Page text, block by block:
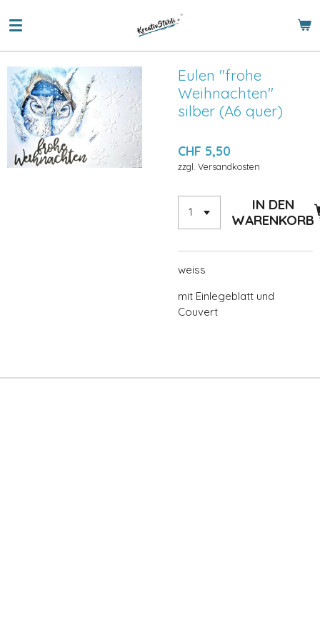
Hauptinhalt
Eulen "frohe
Weihnachten"
silber (A6 quer)
CHF 5,50
zzgl. Versandkosten
IN DEN
WARENKORB
weiss
mit Einlegeblatt und
Couvert